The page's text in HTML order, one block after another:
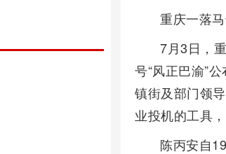
重庆一落
7月3日，
号“风正巴渝”
镇街及部门领
业投机的工具
陈丙安自